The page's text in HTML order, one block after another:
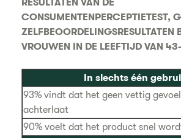
RESULTATEN VAN DE
CONSUMENTENPERCEPTIETEST,
ZELFBEOORDELINGSRESULTATEN
VROUWEN IN DE LEEFTIJD VAN
In slechts één
93% vindt dat het geen vettig
achterlaat
90% voelt dat het product snel